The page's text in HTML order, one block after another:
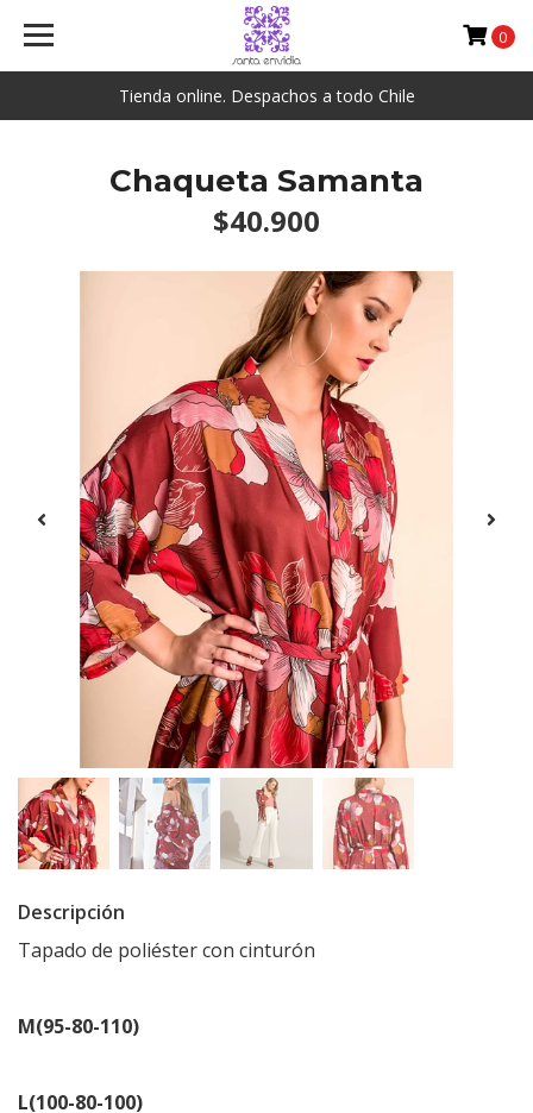
Tienda online. Despachos a todo Chile
0
Chaqueta Samanta
$40.900
Descripción
Tapado de poliéster con cinturón
M(95-80-110)
L(100-80-100)